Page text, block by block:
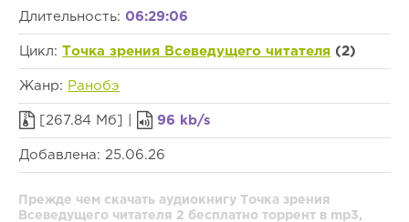
Длительность: 06:29:06
Цикл: Точка зрения Всеведущего читателя (2)
Жанр: Ранобэ
[267.84 Мб] | 96 kb/s
Добавлена: 25.06.26
Прежде чем скачать аудиокнигу Точка зрения
Всеведущего читателя 2 бесплатно торрент в mp3,